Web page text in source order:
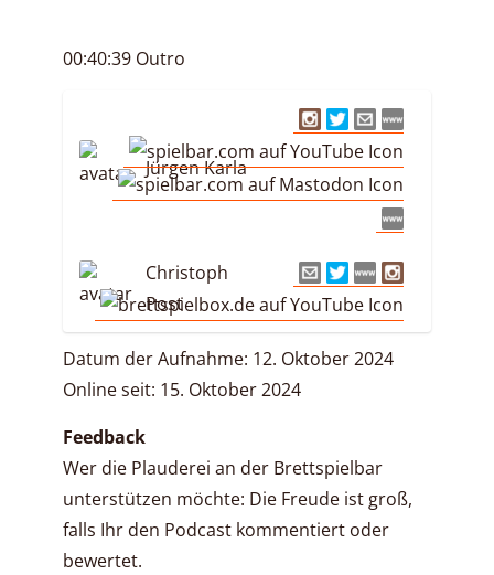
00:40:39 Outro
Jürgen Karla
Christoph
Post
Datum der Aufnahme: 12. Oktober 2024
Online seit: 15. Oktober 2024
Feedback
Wer die Plauderei an der Brettspielbar
unterstützen möchte: Die Freude ist groß,
falls Ihr den Podcast kommentiert oder
bewertet.